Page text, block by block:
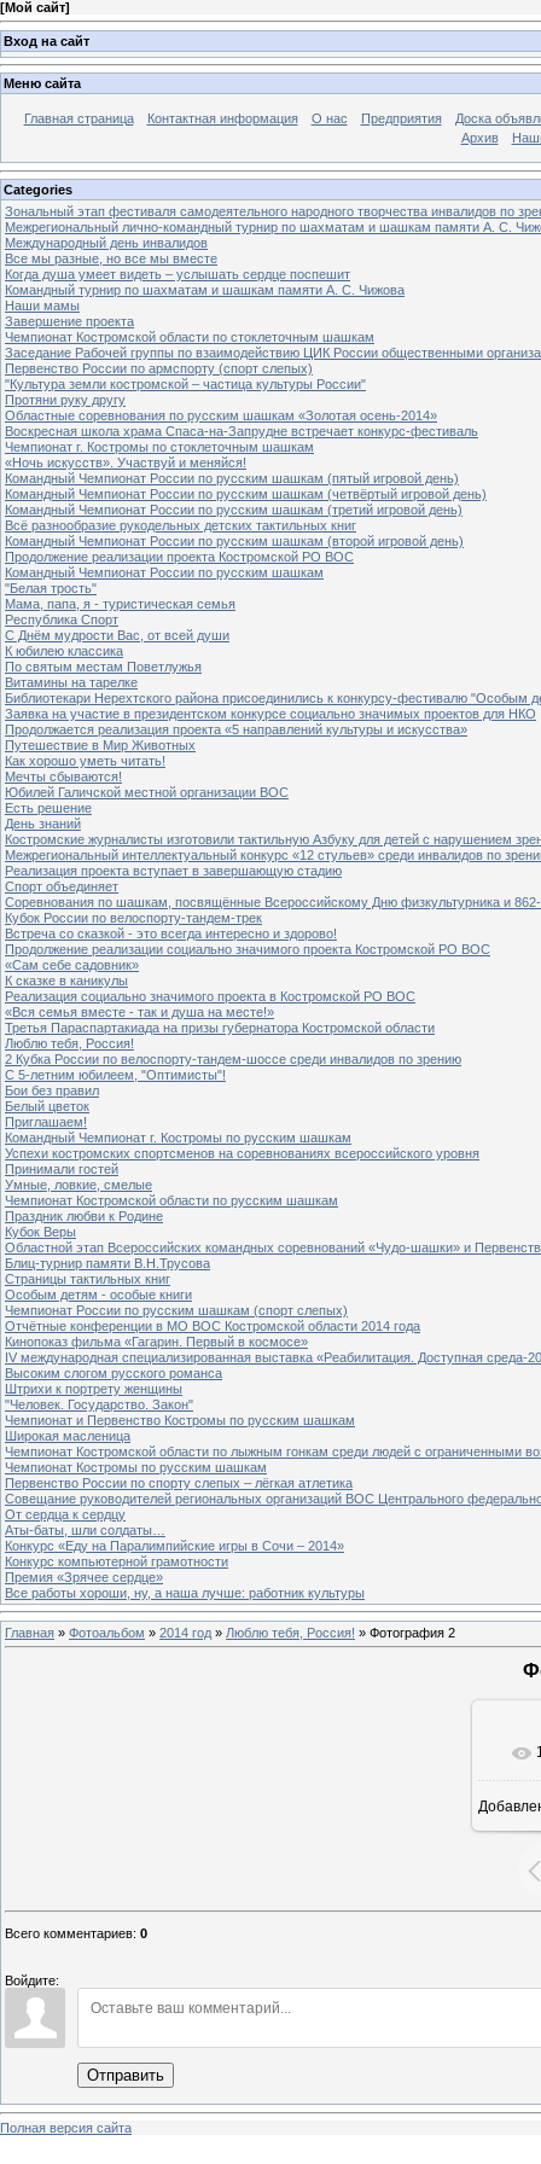
[Мой сайт]
Вход на сайт
Меню сайта
Главная страница Контактная информация О нас Предприятия
Доска
Архив
Categories
Зональный этап фестиваля самодеятельного народного творчества инвалидов по
Межрегиональный лично-командный турнир по шахматам и шашкам памяти А. С.
Международный день инвалидов
Все мы разные, но все мы вместе
Когда душа умеет видеть – услышать сердце поспешит
Командный турнир по шахматам и шашкам памяти А. С. Чижова
Наши мамы
Завершение проекта
Чемпионат Костромской области по стоклеточным шашкам
Заседание Рабочей группы по взаимодействию ЦИК России общественными
Первенство России по армспорту (спорт слепых)
"Культура земли костромской – частица культуры России"
Протяни руку другу
Областные соревнования по русским шашкам «Золотая осень-2014»
Воскресная школа храма Спаса-на-Запрудне встречает конкурс-фестиваль
Чемпионат г. Костромы по стоклеточным шашкам
«Ночь искусств». Участвуй и меняйся!
Командный Чемпионат России по русским шашкам (пятый игровой день)
Командный Чемпионат России по русским шашкам (четвёртый игровой день)
Командный Чемпионат России по русским шашкам (третий игровой день)
Всё разнообразие рукодельных детских тактильных книг
Командный Чемпионат России по русским шашкам (второй игровой день)
Продолжение реализации проекта Костромской РО ВОС
Командный Чемпионат России по русским шашкам
"Белая трость"
Мама, папа, я - туристическая семья
Республика Спорт
С Днём мудрости Вас, от всей души
К юбилею классика
По святым местам Поветлужья
Витамины на тарелке
Библиотекари Нерехтского района присоединились к конкурсу-фестивалю "Особым
Заявка на участие в президентском конкурсе социально значимых проектов для НКО
Продолжается реализация проекта «5 направлений культуры и искусства»
Путешествие в Мир Животных
Как хорошо уметь читать!
Мечты сбываются!
Юбилей Галичской местной организации ВОС
Есть решение
День знаний
Костромские журналисты изготовили тактильную Азбуку для детей с нарушением
Межрегиональный интеллектуальный конкурс «12 стульев» среди инвалидов по
Реализация проекта вступает в завершающую стадию
Спорт объединяет
Соревнования по шашкам, посвящённые Всероссийскому Дню физкультурника и
Кубок России по велоспорту-тандем-трек
Встреча со сказкой - это всегда интересно и здорово!
Продолжение реализации социально значимого проекта Костромской РО ВОС
«Сам себе садовник»
К сказке в каникулы
Реализация социально значимого проекта в Костромской РО ВОС
«Вся семья вместе - так и душа на месте!»
Третья Параспартакиада на призы губернатора Костромской области
Люблю тебя, Россия!
2 Кубка России по велоспорту-тандем-шоссе среди инвалидов по зрению
С 5-летним юбилеем, "Оптимисты"!
Бои без правил
Белый цветок
Приглашаем!
Командный Чемпионат г. Костромы по русским шашкам
Успехи костромских спортсменов на соревнованиях всероссийского уровня
Принимали гостей
Умные, ловкие, смелые
Чемпионат Костромской области по русским шашкам
Праздник любви к Родине
Кубок Веры
Областной этап Всероссийских командных соревнований «Чудо-шашки» и
Блиц-турнир памяти В.Н.Трусова
Страницы тактильных книг
Особым детям - особые книги
Чемпионат России по русским шашкам (спорт слепых)
Отчётные конференции в МО ВОС Костромской области 2014 года
Кинопоказ фильма «Гагарин. Первый в космосе»
IV международная специализированная выставка «Реабилитация. Доступная среда-
Высоким слогом русского романса
Штрихи к портрету женщины
"Человек. Государство. Закон"
Чемпионат и Первенство Костромы по русским шашкам
Широкая масленица
Чемпионат Костромской области по лыжным гонкам среди людей с ограниченными
Чемпионат Костромы по русским шашкам
Первенство России по спорту слепых – лёгкая атлетика
Совещание руководителей региональных организаций ВОС Центрального
От сердца к сердцу
Аты-баты, шли солдаты…
Конкурс «Еду на Паралимпийские игры в Сочи – 2014»
Конкурс компьютерной грамотности
Премия «Зрячее сердце»
Все работы хороши, ну, а наша лучше: работник культуры
Главная » Фотоальбом » 2014 год » Люблю тебя, Россия! » Фотография 2
Всего комментариев: 0
Войдите:
Отправить
Полная версия сайта